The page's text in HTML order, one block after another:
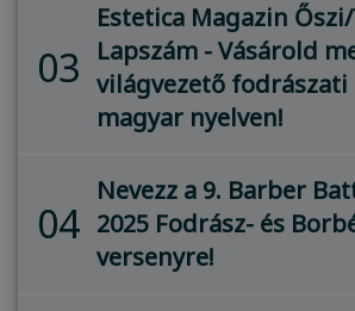
03
Estetica Magazin
Lapszám - Vásárold
világvezető
magyar nyelven!
04
Nevezz a 9. Barber
2025 Fodrász- és
versenyre!